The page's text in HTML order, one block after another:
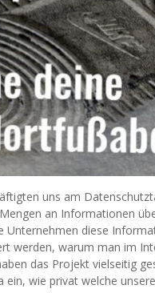
uns am
an Informationen
Unternehmen diese
werden, warum man im
das Projekt vielseitig
ein, wie privat welche